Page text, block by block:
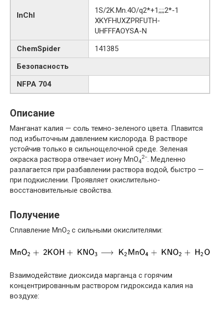
InChI
1S/2K.Mn.4O/q2*+1;;;;2*-1
XKYFHUXZPRFUTH-
UHFFFAOYSA-N
ChemSpider
141385
Безопасность
NFPA 704
Описание
Манганат калия — соль темно-зеленого цвета. Плавится
под избыточным давлением кислорода. В растворе
устойчив только в сильнощелочной среде. Зеленая
окраска раствора отвечает иону MnO4
2−. Медленно
разлагается при разбавлении раствора водой, быстро —
при подкислении. Проявляет окислительно-
восстановительные свойства.
Получение
Сплавление MnO2 с сильными окислителями:
Взаимодействие диоксида марганца с горячим
концентрированным раствором гидроксида калия на
воздухе: